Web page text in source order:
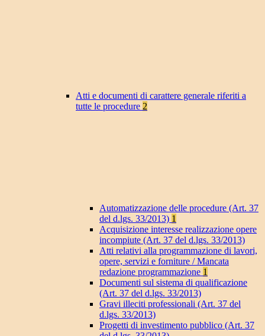
Atti e documenti di carattere generale riferiti a
tutte le procedure 2
Automatizzazione delle procedure (Art. 37
del d.lgs. 33/2013) 1
Acquisizione interesse realizzazione opere
incompiute (Art. 37 del d.lgs. 33/2013)
Atti relativi alla programmazione di lavori,
opere, servizi e forniture / Mancata
redazione programmazione 1
Documenti sul sistema di qualificazione
(Art. 37 del d.lgs. 33/2013)
Gravi illeciti professionali (Art. 37 del
d.lgs. 33/2013)
Progetti di investimento pubblico (Art. 37